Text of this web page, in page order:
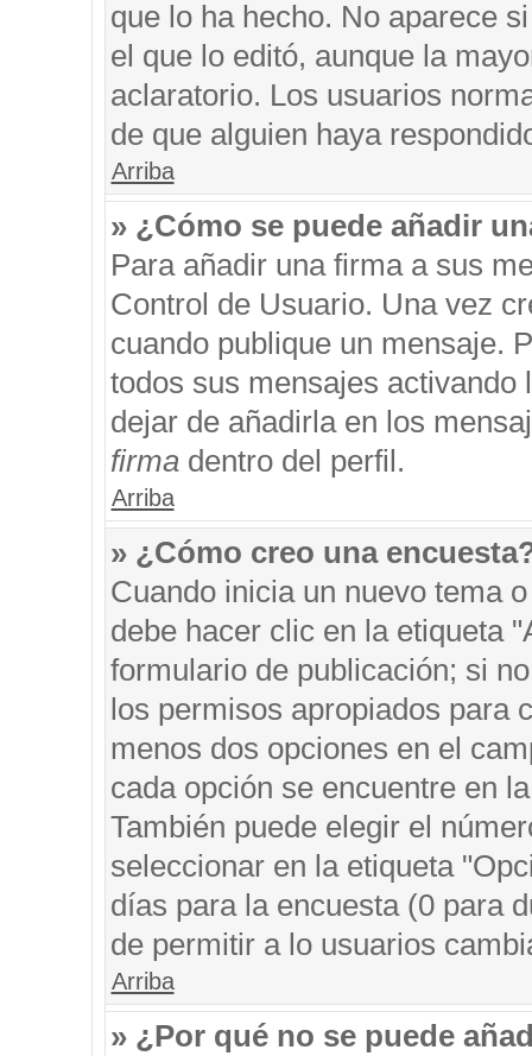
que lo ha hecho. No aparece
el que lo editó, aunque la
aclaratorio. Los usuarios
de que alguien haya
Arriba
» ¿Cómo se puede añadir
Para añadir una firma a sus
Control de Usuario. Una vez
cuando publique un mensaje.
todos sus mensajes
dejar de añadirla en los
firmadentro del perfil.
Arriba
» ¿Cómo creo una
Cuando inicia un nuevo tema
debe hacer clic en la etiqueta
formulario de publicación; si
los permisos apropiados para
menos dos opciones en el
cada opción se encuentre en
También puede elegir el
seleccionar en la etiqueta
días para la encuesta (0 para
de permitir a lo usuarios
Arriba
» ¿Por qué no se puede